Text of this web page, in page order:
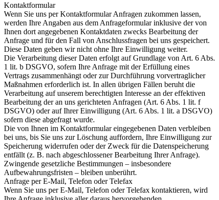
Kontaktformular
Wenn Sie uns per Kontaktformular Anfragen zukommen lassen,
werden Ihre Angaben aus dem Anfrageformular inklusive der von
Ihnen dort angegebenen Kontaktdaten zwecks Bearbeitung der
Anfrage und für den Fall von Anschlussfragen bei uns gespeichert.
Diese Daten geben wir nicht ohne Ihre Einwilligung weiter.
Die Verarbeitung dieser Daten erfolgt auf Grundlage von Art. 6 Abs.
1 lit. b DSGVO, sofern Ihre Anfrage mit der Erfüllung eines
Vertrags zusammenhängt oder zur Durchführung vorvertraglicher
Maßnahmen erforderlich ist. In allen übrigen Fällen beruht die
Verarbeitung auf unserem berechtigten Interesse an der effektiven
Bearbeitung der an uns gerichteten Anfragen (Art. 6 Abs. 1 lit. f
DSGVO) oder auf Ihrer Einwilligung (Art. 6 Abs. 1 lit. a DSGVO)
sofern diese abgefragt wurde.
Die von Ihnen im Kontaktformular eingegebenen Daten verbleiben
bei uns, bis Sie uns zur Löschung auffordern, Ihre Einwilligung zur
Speicherung widerrufen oder der Zweck für die Datenspeicherung
entfällt (z. B. nach abgeschlossener Bearbeitung Ihrer Anfrage).
Zwingende gesetzliche Bestimmungen – insbesondere
Aufbewahrungsfristen – bleiben unberührt.
Anfrage per E-Mail, Telefon oder Telefax
Wenn Sie uns per E-Mail, Telefon oder Telefax kontaktieren, wird